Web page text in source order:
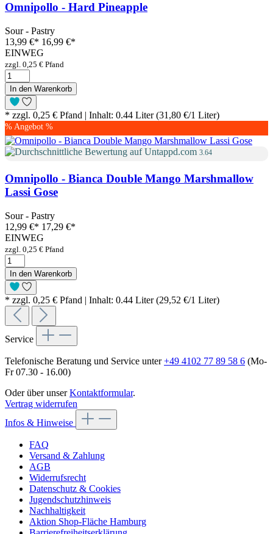
Omnipollo - Hard Pineapple
Sour - Pastry
13,99 €* 16,99 €*
EINWEG
zzgl. 0,25 € Pfand
In den Warenkorb
* zzgl. 0,25 € Pfand | Inhalt: 0.44 Liter (31,80 €/1 Liter)
% Angebot %
3.64
Omnipollo - Bianca Double Mango Marshmallow
Lassi Gose
Sour - Pastry
12,99 €* 17,29 €*
EINWEG
zzgl. 0,25 € Pfand
In den Warenkorb
* zzgl. 0,25 € Pfand | Inhalt: 0.44 Liter (29,52 €/1 Liter)
Service
Telefonische Beratung und Service unter+49 4102 77 89 58 6 (Mo-
Fr 07.30 - 16.00)
Oder über unserKontaktformular.
Vertrag widerrufen
Infos & Hinweise
FAQ
Versand & Zahlung
AGB
Widerrufsrecht
Datenschutz & Cookies
Jugendschutzhinweis
Nachhaltigkeit
Aktion Shop-Fläche Hamburg